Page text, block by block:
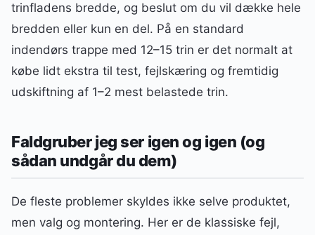
trinfladens bredde, og beslut om du vil dække hele
bredden eller kun en del. På en standard
indendørs trappe med 12–15 trin er det normalt at
købe lidt ekstra til test, fejlskæring og fremtidig
udskiftning af 1–2 mest belastede trin.
Faldgruber jeg ser igen og igen (og
sådan undgår du dem)
De fleste problemer skyldes ikke selve produktet,
men valg og montering. Her er de klassiske fejl,